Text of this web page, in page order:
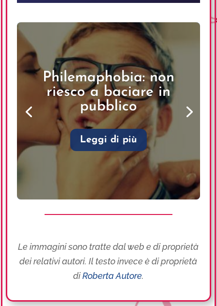
Philemaphobia: non
riesco a baciare in
pubblico
Leggi di più
Le immagini sono tratte dal web e di proprietà
dei relativi autori. Il testo invece è di proprietà
diRoberta Autore.